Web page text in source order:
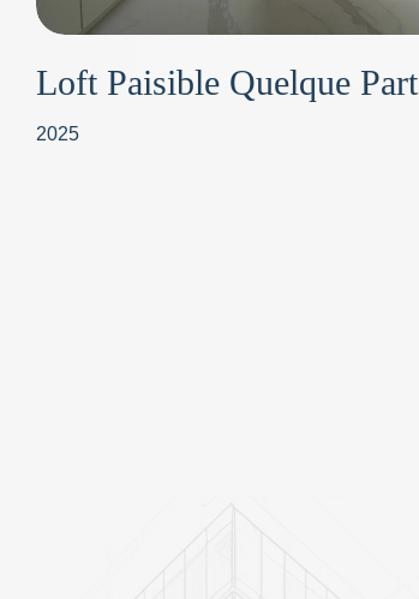
Loft Paisible Quelque Part
2025